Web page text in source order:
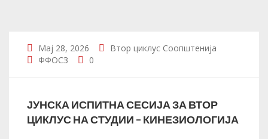
Мај 28, 2026 Втор циклус Соопштенија
ФФОСЗ
0
ЈУНСКА ИСПИТНА СЕСИЈА ЗА ВТОР
ЦИКЛУС НА СТУДИИ – КИНЕЗИОЛОГИЈА